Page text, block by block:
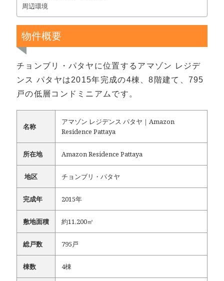
周辺環境
物件概要
チョンブリ・パタヤに位置するアマゾン レジデ
ンス パタヤは2015年完成の4棟、8階建て、795
戸の低層コンドミニアムです。
名称
アマゾン レジデンス パタヤ｜Amazon
Residence Pattaya
所在地 Amazon Residence Pattaya
地区 チョンブリ・パタヤ
完成年 2015年
敷地面積 約11,200㎡
総戸数 795戸
棟数 4棟